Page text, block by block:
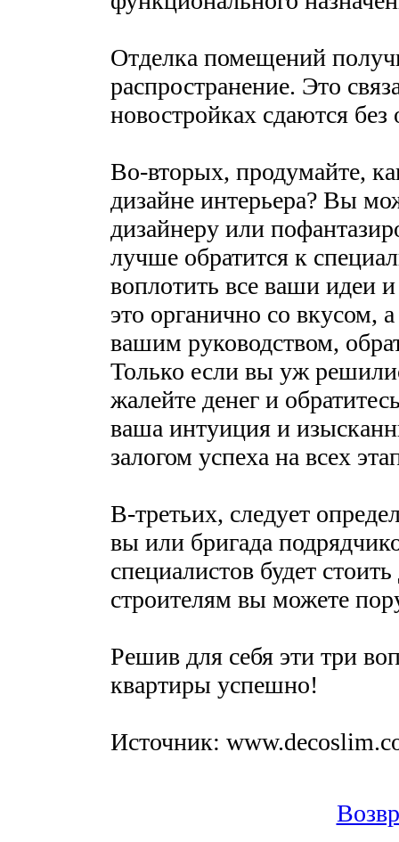
Отделка помещений
распространение. Это
новостройках сдаются без
Во-вторых, продумайте,
дизайне интерьера? Вы
дизайнеру или
лучше обратится к
воплотить все ваши идеи
это органично со вкусом,
вашим руководством,
Только если вы уж
жалейте денег и
ваша интуиция и
залогом успеха на всех
В-третьих, следует
вы или бригада
специалистов будет
строителям вы можете
Решив для себя эти три
квартиры успешно!
Источник: